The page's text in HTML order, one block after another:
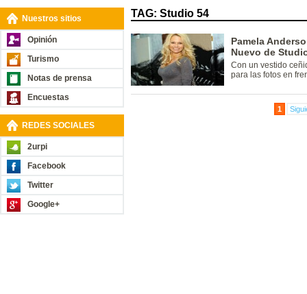
Nuestros sitios
Opinión
Turismo
Notas de prensa
Encuestas
REDES SOCIALES
2urpi
Facebook
Twitter
Google+
TAG: Studio 54
Pamela
Nuevo de
Con un vestido
para las fotos en
1